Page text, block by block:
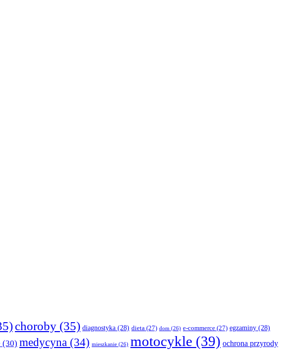
choroby (35) diagnostyka (28) dieta (27) dom (26) e-commerce (27) egzaminy (28)
(30) medycyna (34) mieszkanie (26) motocykle (39) ochrona przyrody